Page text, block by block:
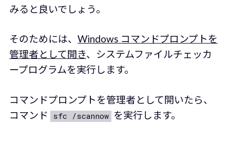
みると良いでしょう。
そのためには、 Windows コマンドプロンプトを
管理者として開き、システムファイルチェッカ
ープログラムを実行します。
コマンドプロンプトを管理者として開いたら、
コマンド sfc /scannow を実行します。